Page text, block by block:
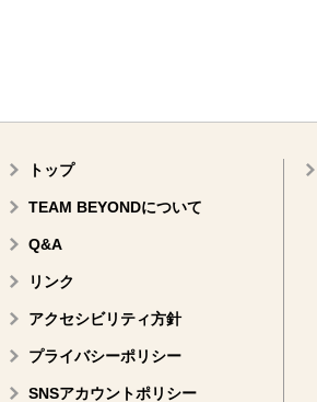
トップ
TEAM BEYONDについて
Q&A
リンク
アクセシビリティ方針
プライバシーポリシー
SNSアカウントポリシー